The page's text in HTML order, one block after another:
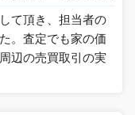
て頂き、担当者の
。査定でも家の価
辺の売買取引の実